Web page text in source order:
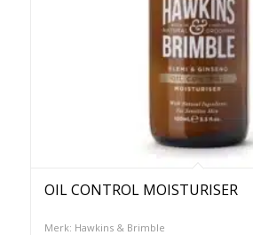
OIL CONTROL MOISTURISER
Merk: Hawkins & Brimble